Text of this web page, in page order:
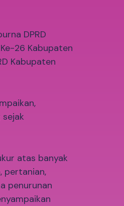
DPRD
26 Kabupaten
Kabupaten
atas banyak
pertanian,
penurunan